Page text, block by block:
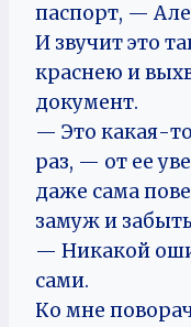
паспорт, —
И звучит это
краснею и
документ.
— Это какая-
раз, — от ее
даже сама
замуж и
— Никакой
сами.
Ко мне